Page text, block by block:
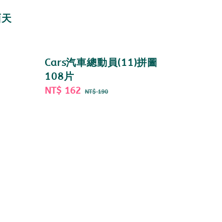
Cars汽車總動員(11)拼圖
108片
Sale
NT$ 162 Regular
NT$ 190